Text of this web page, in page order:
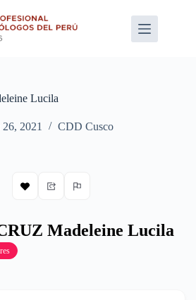
Lucila
2021 CDD Cusco
Madeleine Lucila